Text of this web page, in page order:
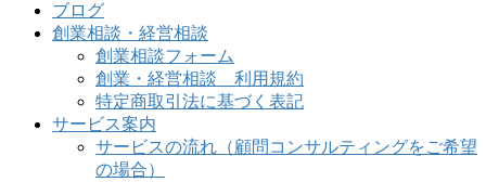
ブログ
創業相談・経営相談
創業相談フォーム
創業・経営相談 利用規約
特定商取引法に基づく表記
サービス案内
サービスの流れ（顧問コンサルティングをご希望
の場合）